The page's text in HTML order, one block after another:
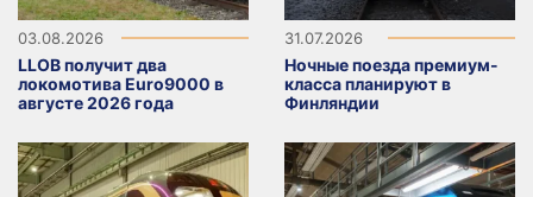
03.08.2026
LLOB получит два
локомотива Euro9000 в
августе 2026 года
31.07.2026
Ночные поезда премиум-
класса планируют в
Финляндии